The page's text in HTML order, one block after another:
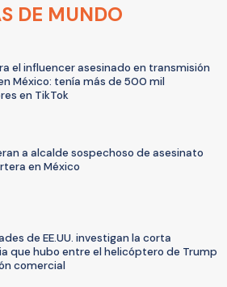
DE MUNDO
el influencer asesinado en transmisión
México: tenía más de 500 mil
en TikTok
a alcalde sospechoso de asesinato
en México
de EE.UU. investigan la corta
que hubo entre el helicóptero de Trump
comercial